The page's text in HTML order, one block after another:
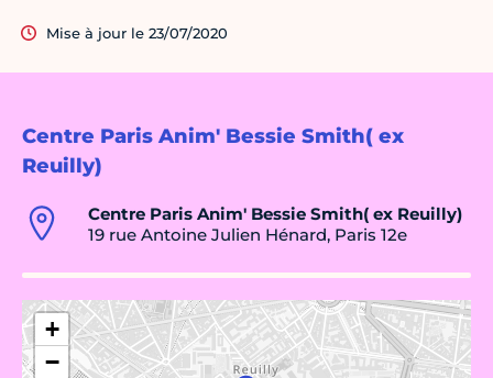
Centre Paris Anim' Bessie Smith( ex
Reuilly)
Centre Paris Anim' Bessie Smith( ex Reuilly)
19 rue Antoine Julien Hénard, Paris 12e
+
−
Mise à jour le 23/07/2020